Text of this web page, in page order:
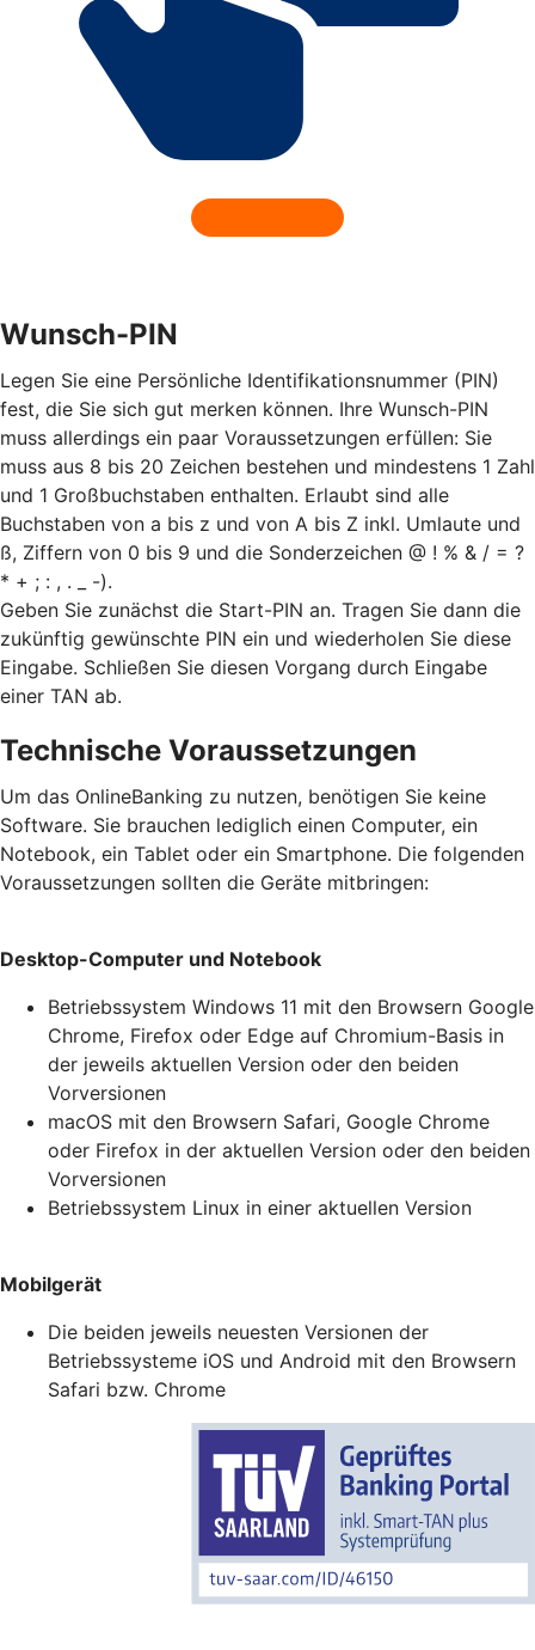
Wunsch-PIN
Legen Sie eine Persönliche Identifikationsnummer (PIN)
fest, die Sie sich gut merken können. Ihre Wunsch-PIN
muss allerdings ein paar Voraussetzungen erfüllen: Sie
muss aus 8 bis 20 Zeichen bestehen und mindestens 1 Zahl
und 1 Großbuchstaben enthalten. Erlaubt sind alle
Buchstaben von a bis z und von A bis Z inkl. Umlaute und
ß, Ziffern von 0 bis 9 und die Sonderzeichen @ ! % & / = ?
* + ; : , . _ -).
Geben Sie zunächst die Start-PIN an. Tragen Sie dann die
zukünftig gewünschte PIN ein und wiederholen Sie diese
Eingabe. Schließen Sie diesen Vorgang durch Eingabe
einer TAN ab.
Technische Voraussetzungen
Um das OnlineBanking zu nutzen, benötigen Sie keine
Software. Sie brauchen lediglich einen Computer, ein
Notebook, ein Tablet oder ein Smartphone. Die folgenden
Voraussetzungen sollten die Geräte mitbringen:
Desktop-Computer und Notebook
Betriebssystem Windows 11 mit den Browsern Google
Chrome, Firefox oder Edge auf Chromium-Basis in
der jeweils aktuellen Version oder den beiden
Vorversionen
macOS mit den Browsern Safari, Google Chrome
oder Firefox in der aktuellen Version oder den beiden
Vorversionen
Betriebssystem Linux in einer aktuellen Version
Mobilgerät
Die beiden jeweils neuesten Versionen der
Betriebssysteme iOS und Android mit den Browsern
Safari bzw. Chrome